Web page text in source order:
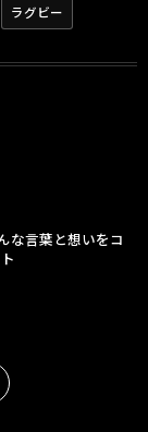
ラグビー
な言葉と想いをコ